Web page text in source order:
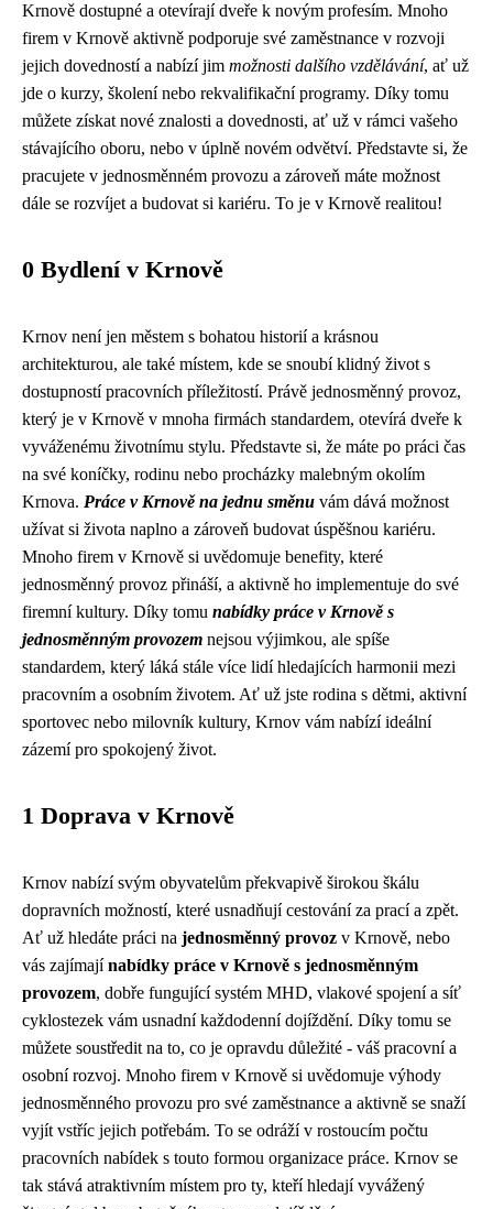
Krnově dostupné a otevírají dveře k novým profesím. Mnoho
firem v Krnově aktivně podporuje své zaměstnance v rozvoji
jejich dovedností a nabízí jim možnosti dalšího vzdělávání, ať už
jde o kurzy, školení nebo rekvalifikační programy. Díky tomu
můžete získat nové znalosti a dovednosti, ať už v rámci vašeho
stávajícího oboru, nebo v úplně novém odvětví. Představte si, že
pracujete v jednosměnném provozu a zároveň máte možnost
dále se rozvíjet a budovat si kariéru. To je v Krnově realitou!
0 Bydlení v Krnově
Krnov není jen městem s bohatou historií a krásnou
architekturou, ale také místem, kde se snoubí klidný život s
dostupností pracovních příležitostí. Právě jednosměnný provoz,
který je v Krnově v mnoha firmách standardem, otevírá dveře k
vyváženému životnímu stylu. Představte si, že máte po práci čas
na své koníčky, rodinu nebo procházky malebným okolím
Krnova. Práce v Krnově na jednu směnu vám dává možnost
užívat si života naplno a zároveň budovat úspěšnou kariéru.
Mnoho firem v Krnově si uvědomuje benefity, které
jednosměnný provoz přináší, a aktivně ho implementuje do své
firemní kultury. Díky tomu nabídky práce v Krnově s
jednosměnným provozem nejsou výjimkou, ale spíše
standardem, který láká stále více lidí hledajících harmonii mezi
pracovním a osobním životem. Ať už jste rodina s dětmi, aktivní
sportovec nebo milovník kultury, Krnov vám nabízí ideální
zázemí pro spokojený život.
1 Doprava v Krnově
Krnov nabízí svým obyvatelům překvapivě širokou škálu
dopravních možností, které usnadňují cestování za prací a zpět.
Ať už hledáte práci na jednosměnný provoz v Krnově, nebo
vás zajímajínabídky práce v Krnově s jednosměnným
provozem, dobře fungující systém MHD, vlakové spojení a síť
cyklostezek vám usnadní každodenní dojíždění. Díky tomu se
můžete soustředit na to, co je opravdu důležité - váš pracovní a
osobní rozvoj. Mnoho firem v Krnově si uvědomuje výhody
jednosměnného provozu pro své zaměstnance a aktivně se snaží
vyjít vstříc jejich potřebám. To se odráží v rostoucím počtu
pracovních nabídek s touto formou organizace práce. Krnov se
tak stává atraktivním místem pro ty, kteří hledají vyvážený